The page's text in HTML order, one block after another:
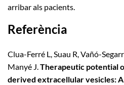
arribar als pacients.
Referència
Clua-Ferré L, Suau R, Vañó-
Manyé J.Therapeutic potential
derived extracellular vesicles: